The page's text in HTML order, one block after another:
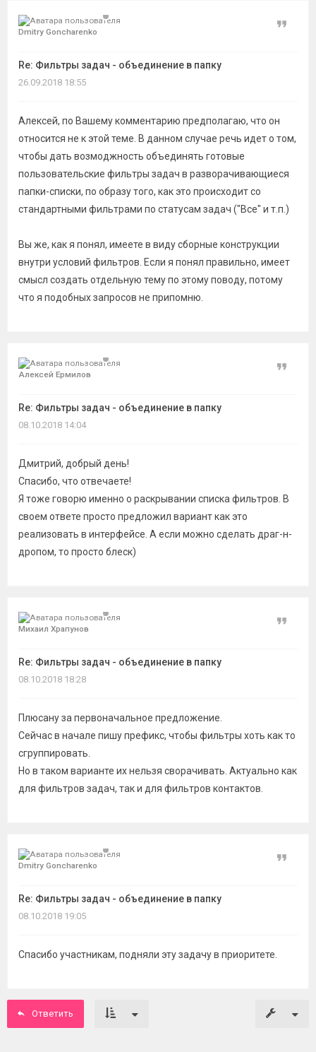
Dmitry Goncharenko
Re: Фильтры задач - объединение в папку
Цитата
26.09.2018 18:55
Алексей, по Вашему комментарию предполагаю, что он
относится не к этой теме. В данном случае речь идет о том,
чтобы дать возмоджность объединять готовые
пользовательские фильтры задач в разворачивающиеся
папки-списки, по образу того, как это происходит со
стандартными фильтрами по статусам задач ("Все" и т.п.)
Вы же, как я понял, имеете в виду сборные конструкции
внутри условий фильтров. Если я понял правильно, имеет
смысл создать отдельную тему по этому поводу, потому
что я подобных запросов не припомню.
Алексей Ермилов
Re: Фильтры задач - объединение в папку
Цитата
08.10.2018 14:04
Дмитрий, добрый день!
Спасибо, что отвечаете!
Я тоже говорю именно о раскрывании списка фильтров. В
своем ответе просто предложил вариант как это
реализовать в интерфейсе. А если можно сделать драг-н-
дропом, то просто блеск)
Михаил Храпунов
Re: Фильтры задач - объединение в папку
Цитата
08.10.2018 18:28
Плюсану за первоначальное предложение.
Сейчас в начале пишу префикс, чтобы фильтры хоть как то
сгруппировать.
Но в таком варианте их нельзя сворачивать. Актуально как
для фильтров задач, так и для фильтров контактов.
Dmitry Goncharenko
Re: Фильтры задач - объединение в папку
Цитата
08.10.2018 19:05
Спасибо участникам, подняли эту задачу в приоритете.
Ответить